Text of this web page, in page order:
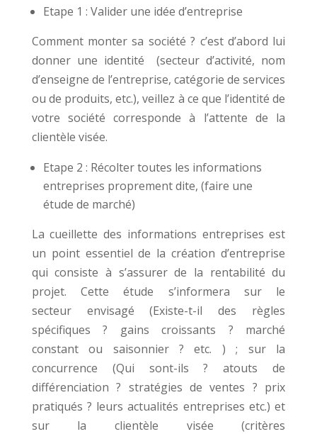
Etape 1 : Valider une idée d’entreprise
Comment monter sa société ? c’est d’abord lui
donner une identité (secteur d’activité, nom
d’enseigne de l’entreprise, catégorie de services
ou de produits, etc.), veillez à ce que l’identité de
votre société corresponde à l’attente de la
clientèle visée.
Etape 2 : Récolter toutes les informations
entreprises proprement dite, (faire une
étude de marché)
La cueillette des informations entreprises est
un point essentiel de la création d’entreprise
qui consiste à s’assurer de la rentabilité du
projet. Cette étude s’informera sur le
secteur envisagé (Existe-t-il des règles
spécifiques ? gains croissants ? marché
constant ou saisonnier ? etc. ) ; sur la
concurrence (Qui sont-ils ? atouts de
différenciation ? stratégies de ventes ? prix
pratiqués ? leurs actualités entreprises etc.) et
sur la clientèle visée (critères